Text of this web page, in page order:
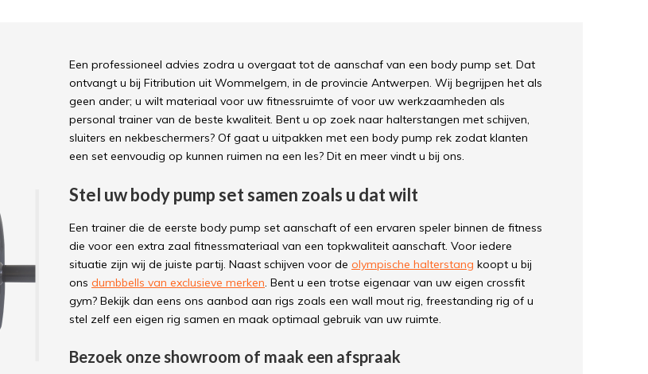
Een professioneel advies zodra u overgaat tot de aanschaf van een body pump set. Dat
ontvangt u bij Fitribution uit Wommelgem, in de provincie Antwerpen. Wij begrijpen het als
geen ander; u wilt materiaal voor uw fitnessruimte of voor uw werkzaamheden als
personal trainer van de beste kwaliteit. Bent u op zoek naar halterstangen met schijven,
sluiters en nekbeschermers? Of gaat u uitpakken met een body pump rek zodat klanten
een set eenvoudig op kunnen ruimen na een les? Dit en meer vindt u bij ons.
Stel uw body pump set samen zoals u dat wilt
Een trainer die de eerste body pump set aanschaft of een ervaren speler binnen de fitness
die voor een extra zaal fitnessmateriaal van een topkwaliteit aanschaft. Voor iedere
situatie zijn wij de juiste partij. Naast schijven voor de olympische halterstang koopt u bij
ons dumbbells van exclusieve merken. Bent u een trotse eigenaar van uw eigen crossfit
gym? Bekijk dan eens ons aanbod aan rigs zoals een wall mout rig, freestanding rig of u
stel zelf een eigen rig samen en maak optimaal gebruik van uw ruimte.
Bezoek onze showroom of maak een afspraak